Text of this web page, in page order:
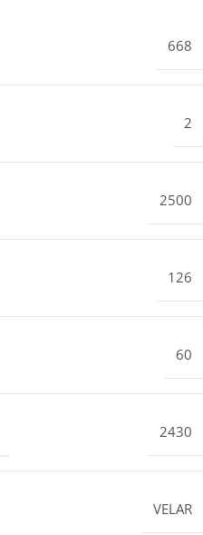
668
2
2500
126
60
2430
VELAR